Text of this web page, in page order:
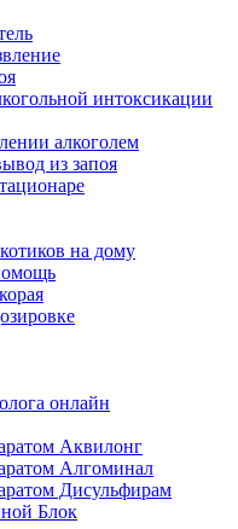
интоксикации
алкоголем
из запоя
на дому
онлайн
Аквилонг
Алгоминал
Дисульфирам
Блок